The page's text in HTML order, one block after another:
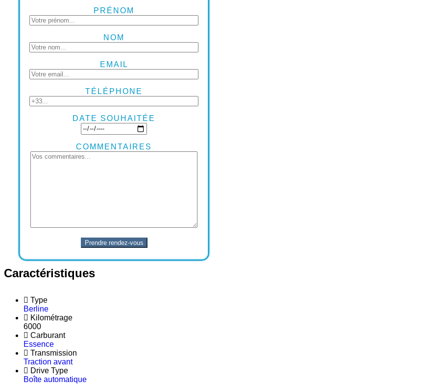
PRÉNOM
NOM
EMAIL
TÉLÉPHONE
DATE SOUHAITÉE
COMMENTAIRES
Caractéristiques
Type
Berline
Kilométrage
6000
Carburant
Essence
Transmission
Traction avant
Drive Type
Boîte automatique